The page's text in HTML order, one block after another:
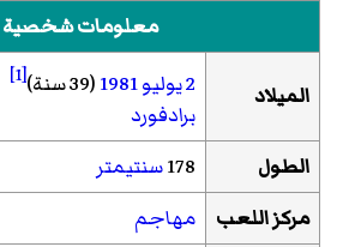
معلومات شخصية
الميلاد 2 يوليو 1981(39 سنة) [1]
برادفورد
الطول
178سنتيمتر
مركز اللعب
مهاجم